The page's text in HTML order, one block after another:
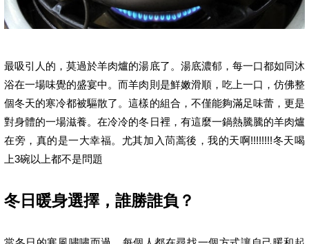
最吸引人的，莫過於羊肉爐的湯底了。湯底濃郁，每一口都如同沐
浴在一場味覺的盛宴中。而羊肉則是鮮嫩滑順，吃上一口，仿佛整
個冬天的寒冷都被驅散了。這樣的組合，不僅能夠滿足味蕾，更是
對身體的一場滋養。在冷冷的冬日裡，有這麼一鍋熱騰騰的羊肉爐
在旁，真的是一大幸福。尤其加入茼蒿後，我的天啊!!!!!!!!冬天喝
上3碗以上都不是問題
冬日暖身選擇，誰勝誰負？